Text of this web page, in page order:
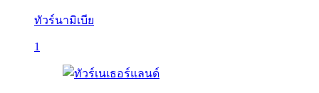
ทัวร์นามิเบีย
1